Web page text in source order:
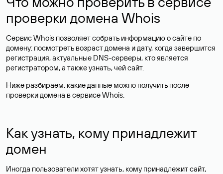
проверки домена Whois
Сервис Whois позволяет собрать информацию о сайте по
домену: посмотреть возраст домена и дату, когда завершится
регистрация, актуальные DNS-серверы, кто является
регистратором, а также узнать, чей сайт.
Ниже разбираем, какие данные можно получить после
проверки домена в сервисе Whois.
Как узнать, кому принадлежит
домен
Иногда пользователи хотят узнать, кому принадлежит сайт,